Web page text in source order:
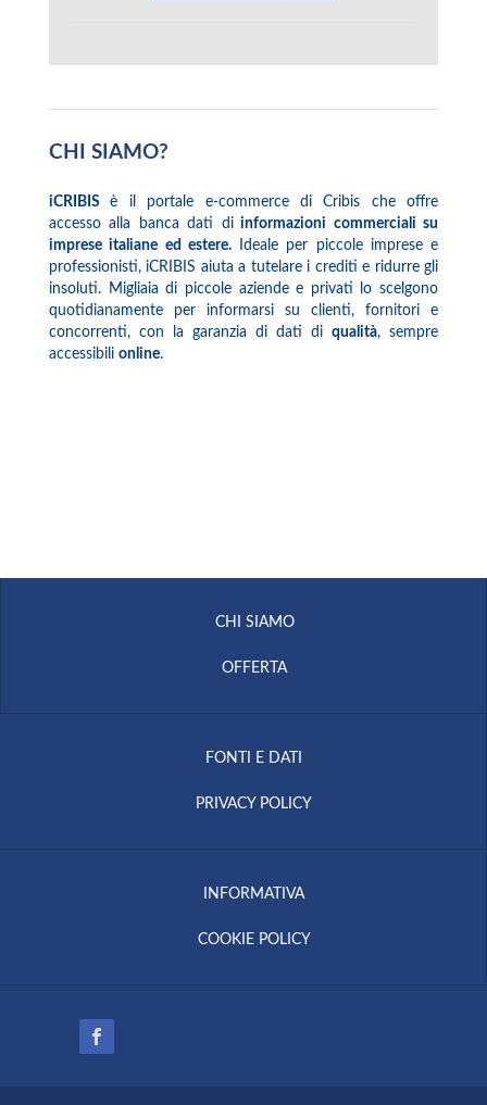
CHI SIAMO?
iCRIBISè il portale e-commerce di Cribis che offre
accesso alla banca dati diinformazioni commerciali su
imprese italiane ed estere.Ideale per piccole imprese e
professionisti, iCRIBIS aiuta a tutelare i crediti e ridurre gli
insoluti. Migliaia di piccole aziende e privati lo scelgono
quotidianamente per informarsi su clienti, fornitori e
concorrenti, con la garanzia di dati di qualità, sempre
accessibili online.
CHI SIAMO
OFFERTA
FONTI E DATI
PRIVACY POLICY
INFORMATIVA
COOKIE POLICY